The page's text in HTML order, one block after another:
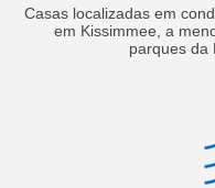
Casas localizadas em
em Kissimmee, a
parques da